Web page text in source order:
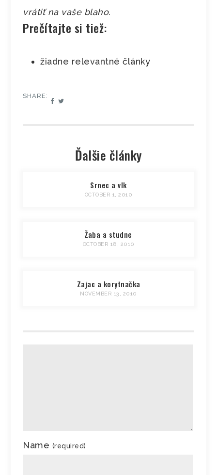
vrátiť na vaše blaho.
Prečítajte si tiež:
žiadne relevantné články
SHARE:
Ďalšie články
Srnec a vlk
OCTOBER 1, 2010
Žaba a studne
OCTOBER 18, 2010
Zajac a korytnačka
NOVEMBER 13, 2010
Name (required)